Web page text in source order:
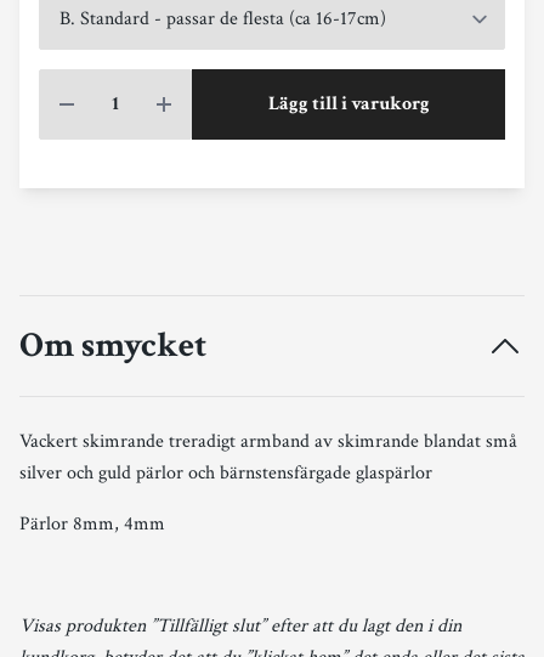
Lägg till i varukorg
Om smycket
Vackert skimrande treradigt armband av skimrande blandat små
silver och guld pärlor och bärnstensfärgade glaspärlor
Pärlor 8mm, 4mm
Visas produkten ”Tillfälligt slut” efter att du lagt den i din